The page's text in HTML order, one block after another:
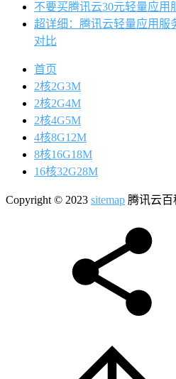
不要买腾讯云30元轻量应用
超详细：腾讯云轻量应用服
对比
首页
2核2G3M
2核2G4M
2核4G5M
4核8G12M
8核16G18M
16核32G28M
Copyright © 2023 sitemap 腾讯云百